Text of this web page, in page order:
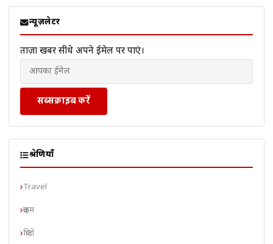
न्यूज़लेटर
ताज़ा खबरें सीधे अपने ईमेल पर पाएं।
सब्सक्राइब करें
श्रेणियाँ
Travel
क्राइम
क्रिप्टो